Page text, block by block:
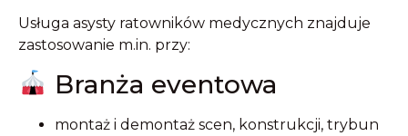
Usługa asysty ratowników medycznych znajduje
zastosowanie m.in. przy:
Branża eventowa
montaż i demontaż scen, konstrukcji, trybun